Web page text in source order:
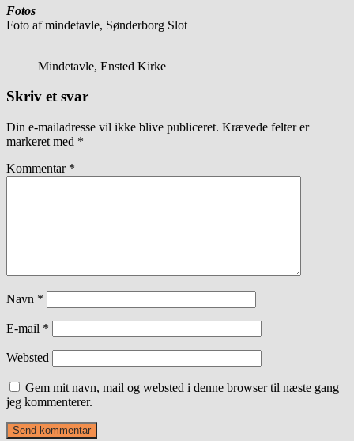
Fotos
Foto af mindetavle, Sønderborg Slot
Mindetavle, Ensted Kirke
Skriv et svar
Din e-mailadresse vil ikke blive publiceret. Krævede felter er
markeret med *
Kommentar *
Navn *
E-mail *
Websted
Gem mit navn, mail og websted i denne browser til næste gang
jeg kommenterer.